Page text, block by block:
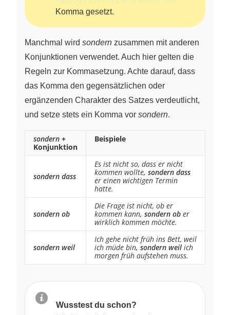
Komma gesetzt.
Manchmal wird sondern zusammen mit anderen
Konjunktionen verwendet. Auch hier gelten die
Regeln zur Kommasetzung. Achte darauf, dass
das Komma den gegensätzlichen oder
ergänzenden Charakter des Satzes verdeutlicht,
und setze stets ein Komma vor sondern.
sondern +
Konjunktion
Beispiele
sondern dass
Es ist nicht so, dass er nicht
kommen wollte, sondern dass
er einen wichtigen Termin
hatte.
sondern ob
Die Frage ist nicht, ob er
kommen kann, sondern ob er
wirklich kommen möchte.
sondern weil
Ich gehe nicht früh ins Bett, weil
ich müde bin, sondern weil ich
morgen früh aufstehen muss.
Wusstest du schon?